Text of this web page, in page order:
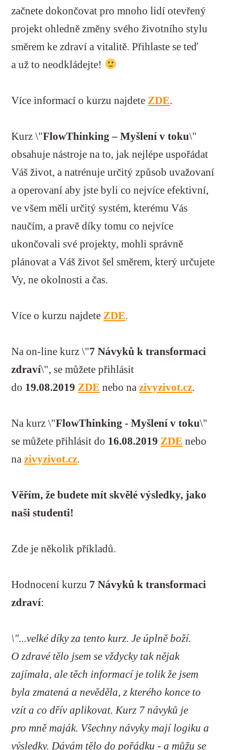
začnete dokončovat pro mnoho lidí otevřený
projekt ohledně změny svého životního stylu
směrem ke zdraví a vitalitě. Přihlaste se teď
a už to neodkládejte!
Více informací o kurzu najdete ZDE.
Kurz \"FlowThinking – Myšlení v toku\"
obsahuje nástroje na to, jak nejlépe uspořádat
Váš život, a natrénuje určitý způsob uvažovaní
a operovaní aby jste byli co nejvíce efektivní,
ve všem měli určitý systém, kterému Vás
naučím, a pravě díky tomu co nejvíce
ukončovali své projekty, mohli správně
plánovat a Váš život šel směrem, který určujete
Vy, ne okolnosti a čas.
Více o kurzu najdete ZDE.
Na on-line kurz \"7 Návyků k transformaci
zdraví\", se můžete přihlásit
do 19.08.2019 ZDE nebo na zivyzivot.cz.
Na kurz \"FlowThinking - Myšlení v toku\"
se můžete přihlásit do 16.08.2019 ZDE nebo
na zivyzivot.cz.
Věřím, že budete mít skvělé výsledky, jako
naši studenti!
Zde je několik příkladů.
Hodnocení kurzu 7 Návyků k transformaci
zdraví:
\"...velké díky za tento kurz. Je úplně boží.
O zdravé tělo jsem se vždycky tak nějak
zajímala, ale těch informací je tolik že jsem
byla zmatená a nevěděla, z kterého konce to
vzít a co dřív aplikovat. Kurz 7 návyků je
pro mně maják. Všechny návyky mají logiku a
výsledky. Dávám tělo do pořádku - a můžu se